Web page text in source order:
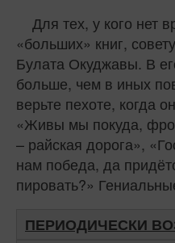
Для тех, у кого нет
«больших» книг,
Булата Окуджавы. В
больше, чем в иных
верьте пехоте, когда
«Живы мы покуда,
– райская дорога»,
нам победа, да
пировать?»
ПЕРИОДИЧЕСКИ